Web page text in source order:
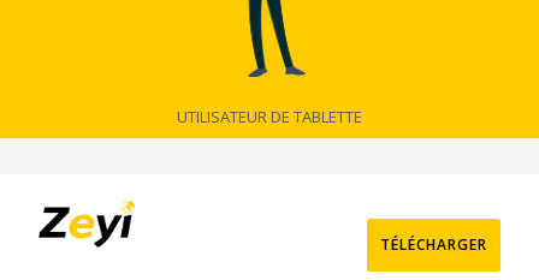
UTILISATEUR DE TABLETTE
TÉLÉCHARGER